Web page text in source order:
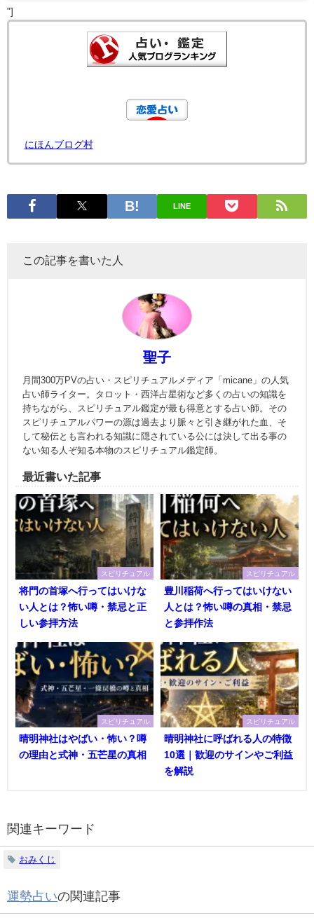
"]
にほんブログ村
LINE
この記事を書いた人
聖子
月間300万PVの占い・スピリチュアルメディア「micane」の人気
占い師ライター。タロット・西洋占星術など多くの占いの知識を
持ちながら、スピリチュアル鑑定が最も得意とする占い師。その
スピリチュアルパワーの源は過去より脈々と引き継がれた血、そ
して秘伝とも言われる知識に隠されている公には決して出る事の
ない知る人ぞ知る本物のスピリチュアル鑑定師。
最近書いた記事
スピリチュアル
将門の首塚へ行ってはいけな
い人とは？怖い噂・禁忌と正
しい参拝方法
スピリチュアル
豊川稲荷へ行ってはいけない
人とは？怖い噂の真相・禁忌
と参拝作法
スピリチュアル
晴明神社はやばい・怖い？噂
の理由と式神・五芒星の真相
スピリチュアル
晴明神社に呼ばれる人の特徴
10選｜歓迎のサインやご利益
を解説
関連キーワード
おみくじ
運勢占いの関連記事